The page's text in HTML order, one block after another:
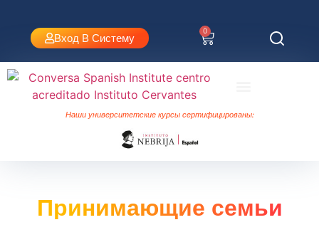
Вход В Систему
0
Наши университетские курсы сертифицированы:
Принимающие семьи